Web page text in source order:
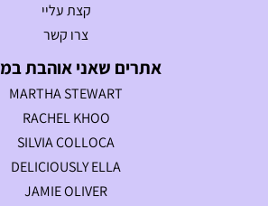
קצת עליי
צרו קשר
אתרים שאני אוהבת
MARTHA STEWART
RACHEL KHOO
SILVIA COLLOCA
DELICIOUSLY ELLA
JAMIE OLIVER